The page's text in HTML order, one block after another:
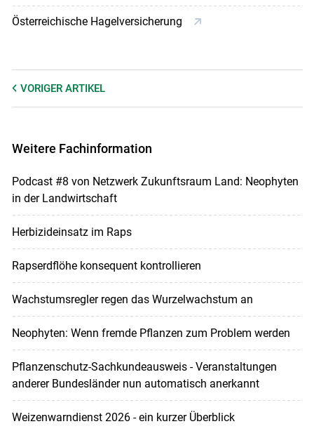
Österreichische Hagelversicherung
VORIGER ARTIKEL
Weitere Fachinformation
Podcast #8 von Netzwerk Zukunftsraum Land: Neophyten
in der Landwirtschaft
Herbizideinsatz im Raps
Rapserdflöhe konsequent kontrollieren
Wachstumsregler regen das Wurzelwachstum an
Neophyten: Wenn fremde Pflanzen zum Problem werden
Pflanzenschutz-Sachkundeausweis - Veranstaltungen
anderer Bundesländer nun automatisch anerkannt
Weizenwarndienst 2026 - ein kurzer Überblick